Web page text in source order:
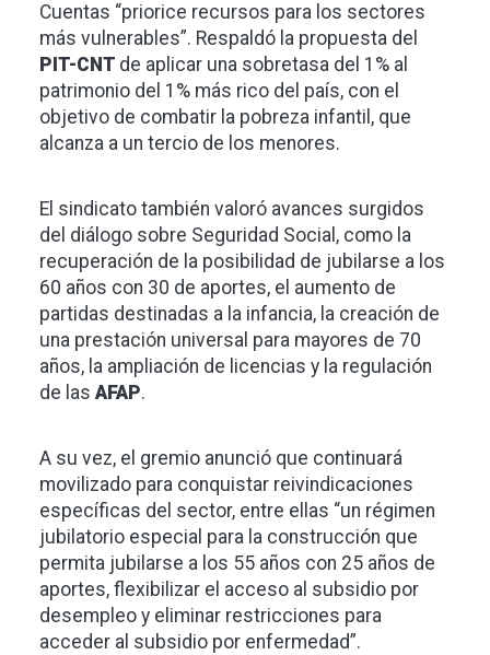
Cuentas “priorice recursos para los sectores
más vulnerables”. Respaldó la propuesta del
PIT-CNT de aplicar una sobretasa del 1% al
patrimonio del 1% más rico del país, con el
objetivo de combatir la pobreza infantil, que
alcanza a un tercio de los menores.
El sindicato también valoró avances surgidos
del diálogo sobre Seguridad Social, como la
recuperación de la posibilidad de jubilarse a los
60 años con 30 de aportes, el aumento de
partidas destinadas a la infancia, la creación de
una prestación universal para mayores de 70
años, la ampliación de licencias y la regulación
de las AFAP.
A su vez, el gremio anunció que continuará
movilizado para conquistar reivindicaciones
específicas del sector, entre ellas “un régimen
jubilatorio especial para la construcción que
permita jubilarse a los 55 años con 25 años de
aportes, flexibilizar el acceso al subsidio por
desempleo y eliminar restricciones para
acceder al subsidio por enfermedad”.